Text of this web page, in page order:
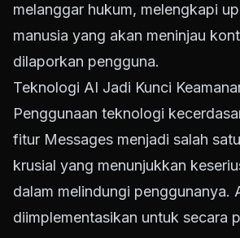
melanggar hukum, melengkapi
manusia yang akan meninjau
dilaporkan pengguna.
Teknologi AI Jadi Kunci
Penggunaan teknologi
fitur Messages menjadi salah
krusial yang menunjukkan
dalam melindungi penggunanya.
diimplementasikan untuk secara